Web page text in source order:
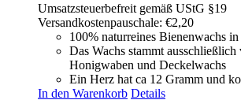
Umsatzsteuerbefreit gemäß UStG §19
Versandkostenpauschale: €2,20
100% naturreines Bienenwachs
Das Wachs stammt ausschließlich
Honigwaben und Deckelwachs
Ein Herz hat ca 12 Gramm und
In den Warenkorb Details